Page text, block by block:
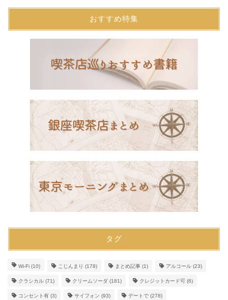
おすすめ特集
タグ
Wi-Fi (10) こじんまり (178) まとめ記事 (1) アルコール (23)
クラシカル (71) クリームソーダ (181) クレジットカード可 (6)
コンセント有 (3) サイフォン (93) デートで (278)